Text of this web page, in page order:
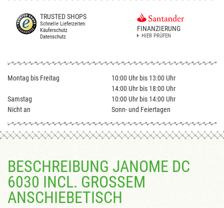
TRUSTED SHOPS
Schnelle Lieferzeiten
Käuferschutz
Datenschutz
FINANZIERUNG
HIER PRÜFEN
Montag bis Freitag
10:00 Uhr bis 13:00 Uhr
14:00 Uhr bis 18:00 Uhr
Samstag
10:00 Uhr bis 14:00 Uhr
Nicht an
Sonn- und Feiertagen
BESCHREIBUNG JANOME DC
6030 INCL. GROSSEM A
NSCHIEBETISCH